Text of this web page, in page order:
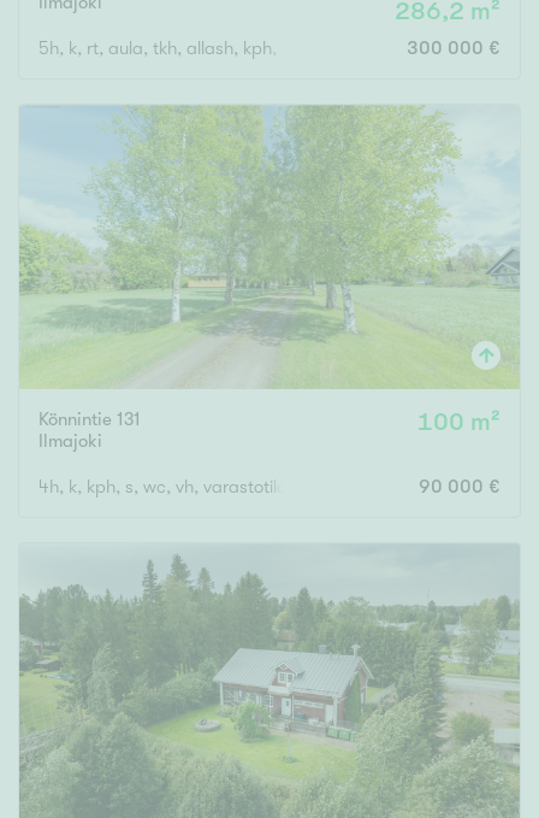
Rakennusvuosi
Uudiskohteet
Vain uudiskohteet Ei uudiskohteita
Arvokohteet
Välttävä
Ominaisuudet
Hissi
Järvi- tai merinäköala
Maalämpö
286,2 m²
5h, k, rt, aula, tkh, allash, kph, s, khh, 5vh, 3wc, at300 000 €
Könnintie 131
Ilmajoki
100 m²
4h, k, kph, s, wc, vh, varastotilat, autotalli 90 000 €